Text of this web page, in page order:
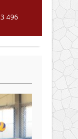
3 496